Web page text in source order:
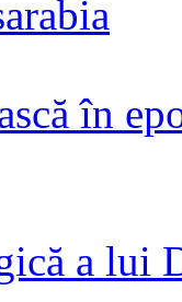
în
a lui